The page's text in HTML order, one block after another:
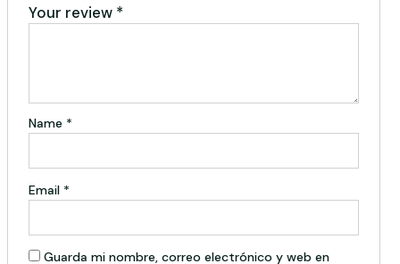
Your review *
Name *
Email *
Guarda mi nombre, correo electrónico y web en